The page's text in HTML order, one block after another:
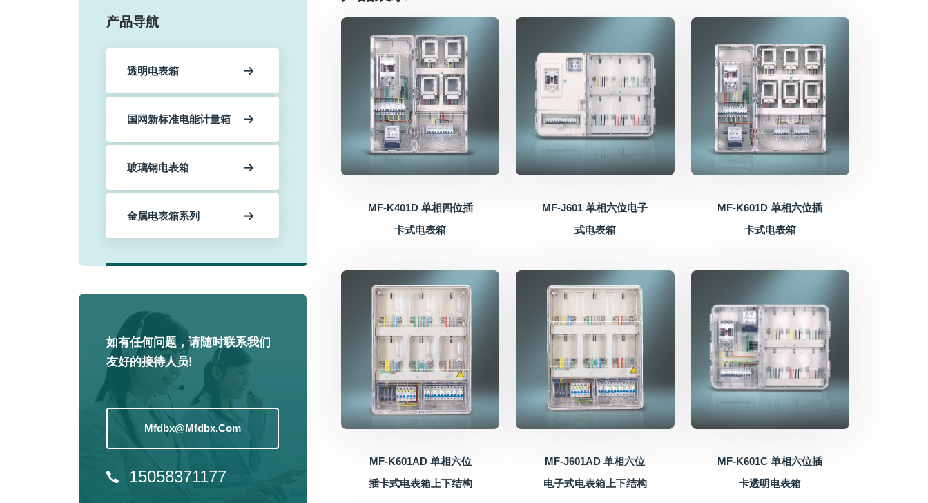
产品导航
透明电表箱
国网新标准电能计量箱
玻璃钢电表箱
金属电表箱系列
如有任何问题，请随时联系我们
友好的接待人员!
Mfdbx@mfdbx.com
15058371177
MF-K401D 单相四位插
卡式电表箱
MF-J601 单相六位电子
式电表箱
MF-K601D 单相六位插
卡式电表箱
MF-K601AD 单相六位
插卡式电表箱上下结构
MF-J601AD 单相六位
电子式电表箱上下结构
MF-K601C 单相六位插
卡透明电表箱